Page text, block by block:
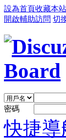
設為首頁收藏本站
開啟輔助訪問 切
密碼
快捷導